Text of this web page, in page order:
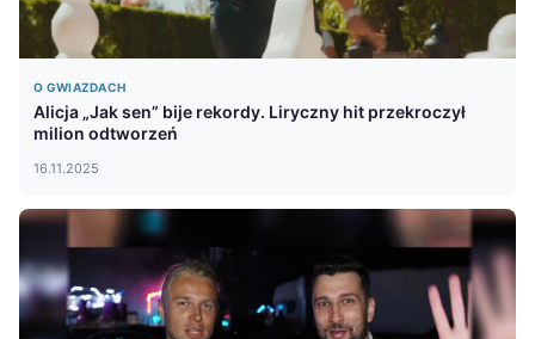
O GWIAZDACH
Alicja „Jak sen” bije rekordy. Liryczny hit przekroczył
milion odtworzeń
16.11.2025